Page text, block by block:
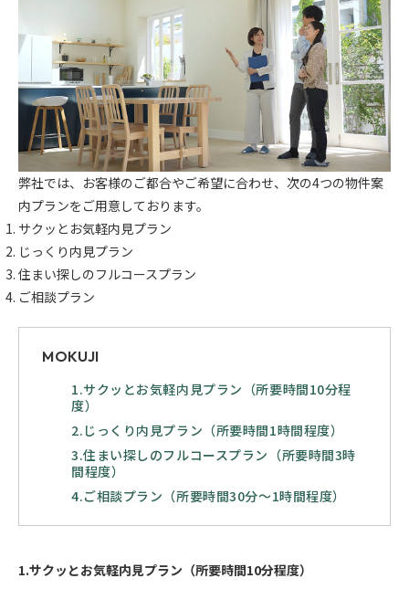
弊社では、お客様のご都合やご希望に合わせ、次の4つの物件案
内プランをご用意しております。
サクッとお気軽内見プラン
じっくり内見プラン
住まい探しのフルコースプラン
ご相談プラン
MOKUJI
1.サクッとお気軽内見プラン（所要時間10分程
度）
2.じっくり内見プラン（所要時間1時間程度）
3.住まい探しのフルコースプラン（所要時間3時
間程度）
4.ご相談プラン（所要時間30分〜1時間程度）
1.サクッとお気軽内見プラン（所要時間10分程度）